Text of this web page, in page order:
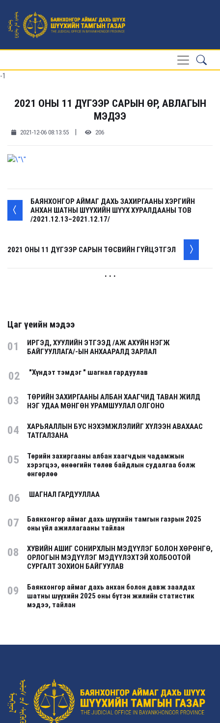
-1
2021 ОНЫ 11 ДҮГЭЭР САРЫН ӨР, АВЛАГЫН
МЭДЭЭ
2021-12-06 08:13:55 | 206
БАЯНХОНГОР АЙМАГ ДАХЬ ЗАХИРГААНЫ ХЭРГИЙН
АНХАН ШАТНЫ ШҮҮХИЙН ШҮҮХ ХУРАЛДААНЫ ТОВ
/2021.12.13–2021.12.17/
2021 ОНЫ 11 ДҮГЭЭР САРЫН ТӨСВИЙН ГҮЙЦЭТГЭЛ
. . .
Цаг үеийн мэдээ
01
ИРГЭД, ХУУЛИЙН ЭТГЭЭД /АЖ АХУЙН НЭГЖ
БАЙГУУЛЛАГА/-ЫН АНХААРАЛД ЗАРЛАЛ
02 "Хүндэт тэмдэг " шагнал гардуулав
03
ТӨРИЙН ЗАХИРГААНЫ АЛБАН ХААГЧИД ТАВАН ЖИЛД
НЭГ УДАА МӨНГӨН УРАМШУУЛАЛ ОЛГОНО
04
ХАРЬЯАЛЛЫН БУС НЭХЭМЖЛЭЛИЙГ ХҮЛЭЭН АВАХААС
ТАТГАЛЗАНА
05
Төрийн захиргааны албан хаагчдын чадамжын
хэрэгцээ, өнөөгийн төлөв байдлын судалгаа болж
өнгөрлөө
06 ШАГНАЛ ГАРДУУЛЛАА
07
Баянхонгор аймаг дахь шүүхийн тамгын газрын 2025
оны үйл ажиллагааны тайлан
08
ХУВИЙН АШИГ СОНИРХЛЫН МЭДҮҮЛЭГ БОЛОН ХӨРӨНГӨ,
ОРЛОГЫН МЭДҮҮЛЭГ МЭДҮҮЛЭХТЭЙ ХОЛБООТОЙ
СУРГАЛТ ЗОХИОН БАЙГУУЛАВ
09
Баянхонгор аймаг дахь анхан болон давж заалдах
шатны шүүхийн 2025 оны бүтэн жилийн статистик
мэдээ, тайлан